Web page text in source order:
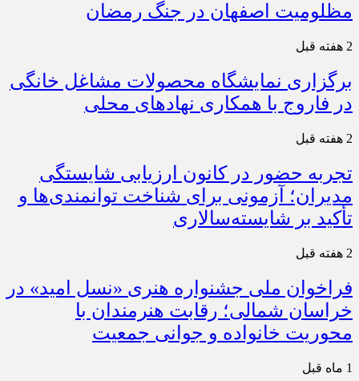
مظلومیت اصفهان در جنگ رمضان
2 هفته قبل
برگزاری نمایشگاه محصولات مشاغل خانگی
در فاروج با همکاری نهادهای محلی
2 هفته قبل
تجربه حضور در کانون ارزیابی شایستگی
مدیران؛ آزمونی برای شناخت توانمندی‌ها و
تأکید بر شایسته‌سالاری
2 هفته قبل
فراخوان ملی جشنواره هنری «نسل امید» در
خراسان شمالی؛ رقابت هنرمندان با
محوریت خانواده و جوانی جمعیت
1 ماه قبل